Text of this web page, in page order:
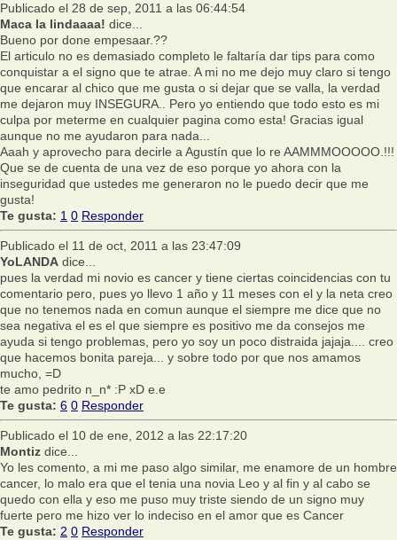
Publicado el 28 de sep, 2011 a las 06:44:54
Maca la lindaaaa! dice...
Bueno por done empesaar.??
El articulo no es demasiado completo le faltaría dar tips para como
conquistar a el signo que te atrae. A mi no me dejo muy claro si tengo
que encarar al chico que me gusta o si dejar que se valla, la verdad
me dejaron muy INSEGURA.. Pero yo entiendo que todo esto es mi
culpa por meterme en cualquier pagina como esta! Gracias igual
aunque no me ayudaron para nada...
Aaah y aprovecho para decirle a Agustín que lo re AAMMMOOOOO.!!!
Que se de cuenta de una vez de eso porque yo ahora con la
inseguridad que ustedes me generaron no le puedo decir que me
gusta!
Te gusta: 1 0 Responder
Publicado el 11 de oct, 2011 a las 23:47:09
YoLANDA dice...
pues la verdad mi novio es cancer y tiene ciertas coincidencias con tu
comentario pero, pues yo llevo 1 año y 11 meses con el y la neta creo
que no tenemos nada en comun aunque el siempre me dice que no
sea negativa el es el que siempre es positivo me da consejos me
ayuda si tengo problemas, pero yo soy un poco distraida jajaja.... creo
que hacemos bonita pareja... y sobre todo por que nos amamos
mucho, =D
te amo pedrito n_n* :P xD e.e
Te gusta: 6 0 Responder
Publicado el 10 de ene, 2012 a las 22:17:20
Montiz dice...
Yo les comento, a mi me paso algo similar, me enamore de un hombre
cancer, lo malo era que el tenia una novia Leo y al fin y al cabo se
quedo con ella y eso me puso muy triste siendo de un signo muy
fuerte pero me hizo ver lo indeciso en el amor que es Cancer
Te gusta: 2 0 Responder